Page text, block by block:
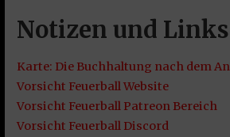
Notizen und
Karte: Die Buchhaltung nach dem
Vorsicht Feuerball Website
Vorsicht Feuerball Patreon Bereich
Vorsicht Feuerball Discord